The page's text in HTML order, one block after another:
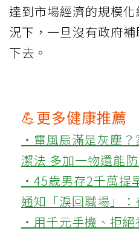
達到市場經濟的規模
況下，一旦沒有政府
下去。
💪更多健康推薦
‧電風扇滿是灰塵
潔法 多加一物還能
‧45歲男存2千萬提
通知「淚回職場」
‧用千元手機、拒